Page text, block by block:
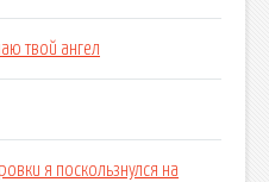
твой ангел
я поскользнулся на